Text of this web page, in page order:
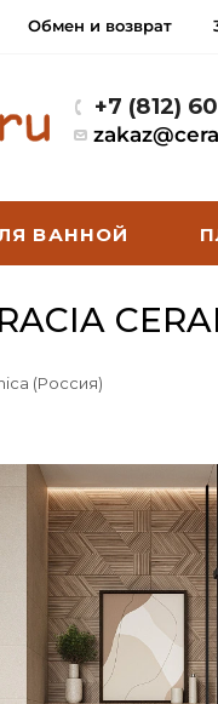
Обмен и возврат
+7 (812)
ВАННОЙ
(Россия)